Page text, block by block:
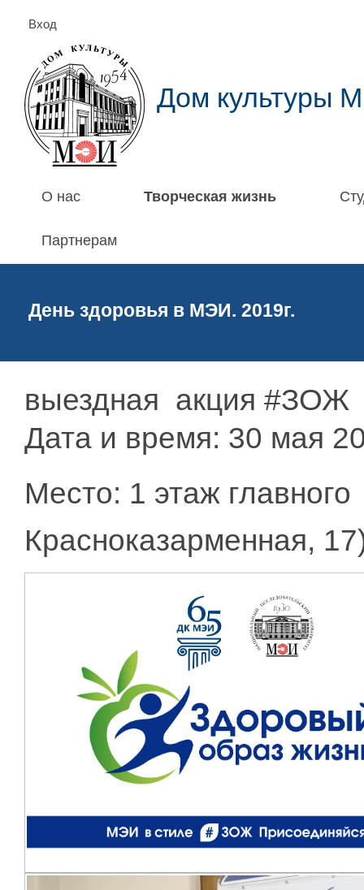
Вход
Дом культуры
О нас Творческая жизнь
Партнерам
День здоровья в МЭИ. 2019г.
​выездная акция #ЗОЖ
Дата и время: 30 мая
Место: 1 этаж
Красноказарменная,